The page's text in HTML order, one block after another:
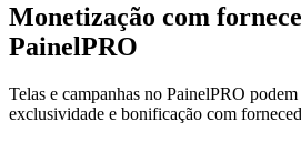
Monetização com
PainelPRO
Telas e campanhas no PainelPRO
exclusividade e bonificação com